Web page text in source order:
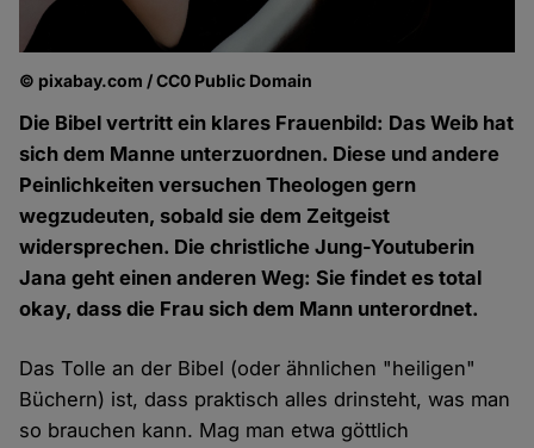
© pixabay.com / CC0 Public Domain
Die Bibel vertritt ein klares Frauenbild: Das Weib hat
sich dem Manne unterzuordnen. Diese und andere
Peinlichkeiten versuchen Theologen gern
wegzudeuten, sobald sie dem Zeitgeist
widersprechen. Die christliche Jung-Youtuberin
Jana geht einen anderen Weg: Sie findet es total
okay, dass die Frau sich dem Mann unterordnet.
Das Tolle an der Bibel (oder ähnlichen "heiligen"
Büchern) ist, dass praktisch alles drinsteht, was man
so brauchen kann. Mag man etwa göttlich